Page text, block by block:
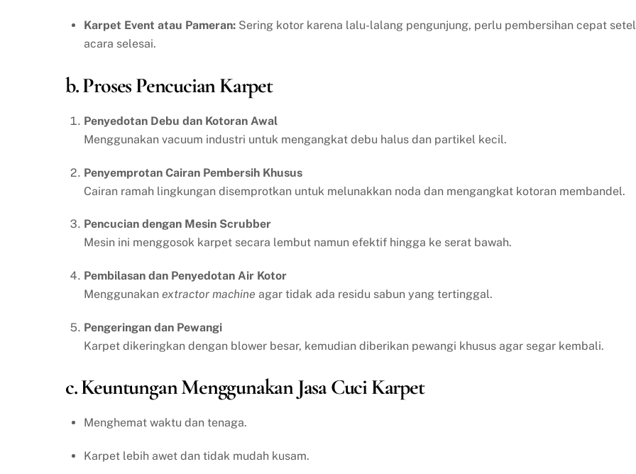
Karpet Event atau Pameran:Sering kotor karena lalu-lalang pengunjung, perlu pembersihan cepat
acara selesai.
b. Proses Pencucian Karpet
Penyedotan Debu dan Kotoran Awal
Menggunakan vacuum industri untuk mengangkat debu halus dan partikel kecil.
Penyemprotan Cairan Pembersih Khusus
Cairan ramah lingkungan disemprotkan untuk melunakkan noda dan mengangkat kotoran membandel.
Pencucian dengan Mesin Scrubber
Mesin ini menggosok karpet secara lembut namun efektif hingga ke serat bawah.
Pembilasan dan Penyedotan Air Kotor
Menggunakan extractor machine agar tidak ada residu sabun yang tertinggal.
Pengeringan dan Pewangi
Karpet dikeringkan dengan blower besar, kemudian diberikan pewangi khusus agar segar kembali.
c. Keuntungan Menggunakan Jasa Cuci Karpet
Menghemat waktu dan tenaga.
Karpet lebih awet dan tidak mudah kusam.